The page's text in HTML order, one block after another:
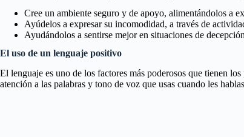
Cree un ambiente seguro y de apoyo, alimentándolos a
Ayúdelos a expresar su incomodidad, a través de
Ayudándolos a sentirse mejor en situaciones de
El uso de un lenguaje positivo
El lenguaje es uno de los factores más poderosos que tienen
atención a las palabras y tono de voz que usas cuando les